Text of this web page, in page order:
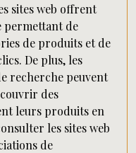
sites web offrent
permettant de
de produits et de
De plus, les
recherche peuvent
des
leurs produits en
les sites web
de